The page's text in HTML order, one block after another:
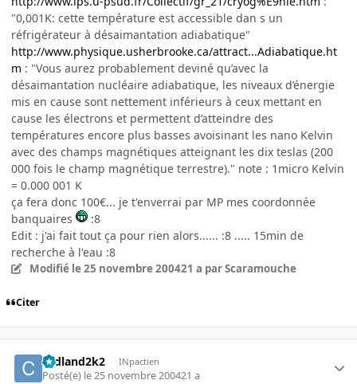
"0,001K: cette température est accessible dan s un
réfrigérateur à désaimantation adiabatique"
http://www.physique.usherbrooke.ca/attract...Adiabatique.ht
m : "Vous aurez probablement deviné qu’avec la
désaimantation nucléaire adiabatique, les niveaux d’énergie
mis en cause sont nettement inférieurs à ceux mettant en
cause les électrons et permettent d’atteindre des
températures encore plus basses avoisinant les nano Kelvin
avec des champs magnétiques atteignant les dix teslas (200
000 fois le champ magnétique terrestre)." note : 1micro Kelvin
= 0.000 001 K
ça fera donc 100€... je t'enverrai par MP mes coordonnée
banquaires
:8
Edit : j'ai fait tout ça pour rien alors...... :8 ..... 15min de
recherche à l'eau :8
Modifié le 25 novembre 200421 a par Scaramouche
Citer
cedland2k2 INpactien
Posté(e) le 25 novembre 200421 a